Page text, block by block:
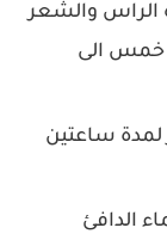
الراس والشعر
خمس الى
لمدة ساعتين
الدافئ